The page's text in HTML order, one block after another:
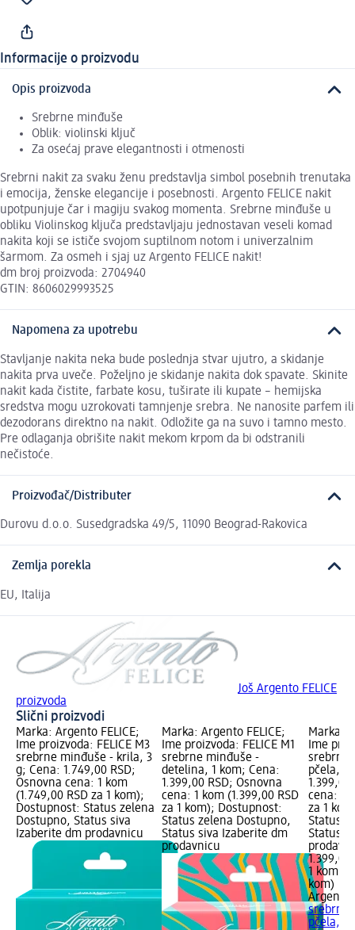
Informacije o proizvodu
Opis proizvoda
Srebrne minđuše
Oblik: violinski ključ
Za osećaj prave elegantnosti i otmenosti
Srebrni nakit za svaku ženu predstavlja simbol posebnih trenutaka
i emocija, ženske elegancije i posebnosti. Argento FELICE nakit
upotpunjuje čar i magiju svakog momenta. Srebrne minđuše u
obliku Violinskog ključa predstavljaju jednostavan veseli komad
nakita koji se ističe svojom suptilnom notom i univerzalnim
šarmom. Za osmeh i sjaj uz Argento FELICE nakit!
dm broj proizvoda: 2704940
GTIN: 8606029993525
Napomena za upotrebu
Stavljanje nakita neka bude poslednja stvar ujutro, a skidanje
nakita prva uveče. Poželjno je skidanje nakita dok spavate. Skinite
nakit kada čistite, farbate kosu, tuširate ili kupate – hemijska
sredstva mogu uzrokovati tamnjenje srebra. Ne nanosite parfem ili
dezodorans direktno na nakit. Odložite ga na suvo i tamno mesto.
Pre odlaganja obrišite nakit mekom krpom da bi odstranili
nečistoće.
Proizvođač/Distributer
Durovu d.o.o. Susedgradska 49/5, 11090 Beograd-Rakovica
Zemlja porekla
EU, Italija
Još Argento FELICE
proizvoda
Slični proizvodi
Marka: Argento FELICE;
Ime proizvoda: FELICE M3
srebrne minđuše - krila, 3
g; Cena: 1.749,00 RSD;
Osnovna cena: 1 kom
(1.749,00 RSD za 1 kom);
Dostupnost: Status zelena
Dostupno, Status siva
Izaberite dm prodavnicu
Marka: Argento FELICE;
Ime proizvoda: FELICE M1
srebrne minđuše -
detelina, 1 kom; Cena:
1.399,00 RSD; Osnovna
cena: 1 kom (1.399,00 RSD
za 1 kom); Dostupnost:
Status zelena Dostupno,
Status siva Izaberite dm
prodavnicu
Marka:
Ime
srebrne
pčela, 1
1.399,00
cena: 1
za 1
Status
Status
1.399,00
1 kom
kom)
Argento
srebrne
pčela, 1